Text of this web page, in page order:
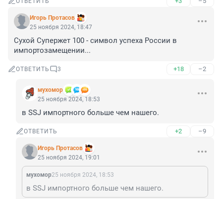
Игорь Протасов
25 ноября 2024, 18:47
Сухой Супержет 100 - символ успеха России в
импортозамещении...
ОТВЕТИТЬ 3 +18 –2
мухомор
25 ноября 2024, 18:53
в SSJ импортного больше чем нашего.
ОТВЕТИТЬ +2 –9
Игорь Протасов
25 ноября 2024, 19:01
мухомор25 ноября 2024, 18:53
в SSJ импортного больше чем нашего.